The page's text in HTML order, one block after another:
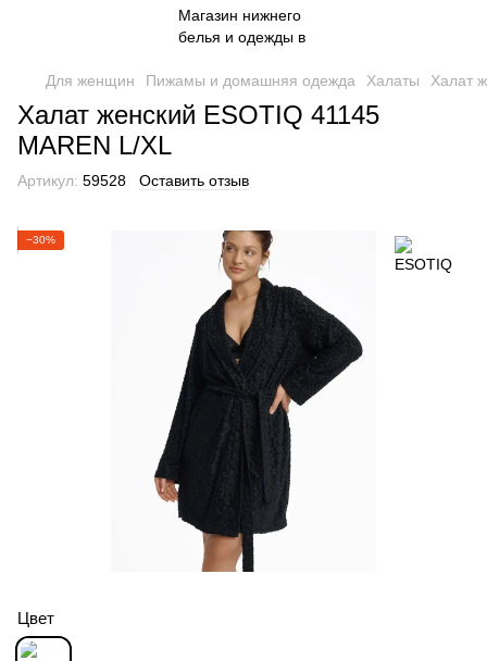
Для женщин Пижамы и домашняя одежда Халаты Халат
Халат женский ESOTIQ 41145
MAREN L/XL
Артикул: 59528 Оставить отзыв
−30%
Цвет